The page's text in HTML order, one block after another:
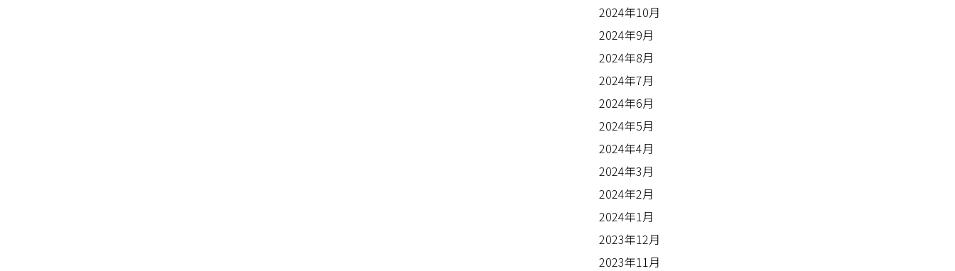
2024年10月
2024年9月
2024年8月
2024年7月
2024年6月
2024年5月
2024年4月
2024年3月
2024年2月
2024年1月
2023年12月
2023年11月